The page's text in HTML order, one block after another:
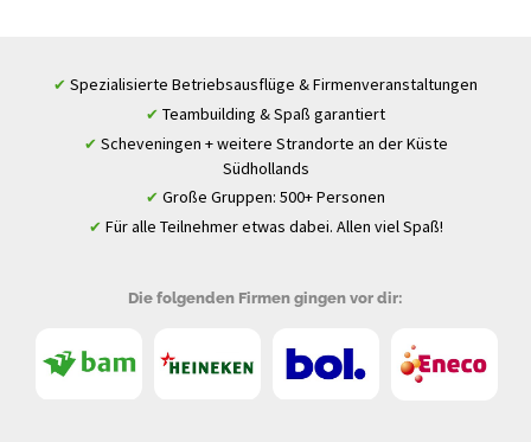
✔ Spezialisierte Betriebsausflüge & Firmenveranstaltungen
✔ Teambuilding & Spaß garantiert
✔ Scheveningen + weitere Strandorte an der Küste
Südhollands
✔ Große Gruppen: 500+ Personen
✔ Für alle Teilnehmer etwas dabei. Allen viel Spaß!
Die folgenden Firmen gingen vor dir: